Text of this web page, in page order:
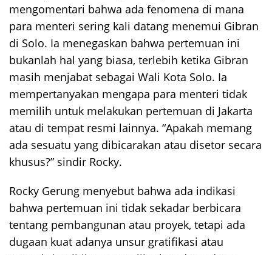
mengomentari bahwa ada fenomena di mana
para menteri sering kali datang menemui Gibran
di Solo. Ia menegaskan bahwa pertemuan ini
bukanlah hal yang biasa, terlebih ketika Gibran
masih menjabat sebagai Wali Kota Solo. Ia
mempertanyakan mengapa para menteri tidak
memilih untuk melakukan pertemuan di Jakarta
atau di tempat resmi lainnya. “Apakah memang
ada sesuatu yang dibicarakan atau disetor secara
khusus?” sindir Rocky.
Rocky Gerung menyebut bahwa ada indikasi
bahwa pertemuan ini tidak sekadar berbicara
tentang pembangunan atau proyek, tetapi ada
dugaan kuat adanya unsur gratifikasi atau